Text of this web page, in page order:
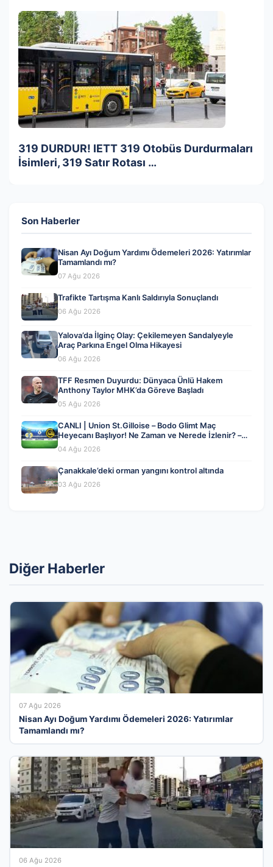
319 DURDUR! IETT 319 Otobüs Durdurmaları
İsimleri, 319 Satır Rotası …
Son Haberler
Nisan Ayı Doğum Yardımı Ödemeleri 2026: Yatırımlar
Tamamlandı mı?
07 Ağu 2026
Trafikte Tartışma Kanlı Saldırıyla Sonuçlandı
06 Ağu 2026
Yalova’da İlginç Olay: Çekilemeyen Sandalyeyle
Araç Parkına Engel Olma Hikayesi
06 Ağu 2026
TFF Resmen Duyurdu: Dünyaca Ünlü Hakem
Anthony Taylor MHK’da Göreve Başladı
05 Ağu 2026
CANLI | Union St.Gilloise – Bodo Glimt Maç
Heyecanı Başlıyor! Ne Zaman ve Nerede İzlenir? –
04 Ağustos 2026
04 Ağu 2026
Çanakkale’deki orman yangını kontrol altında
03 Ağu 2026
Diğer Haberler
07 Ağu 2026
Nisan Ayı Doğum Yardımı Ödemeleri 2026: Yatırımlar
Tamamlandı mı?
06 Ağu 2026